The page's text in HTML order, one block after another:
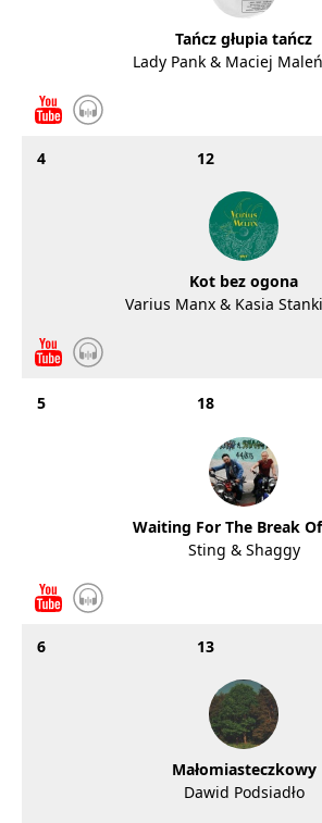
Tańcz głupia tańcz
Lady Pank & Maciej
4 12
Kot bez ogona
Varius Manx & Kasia
5 18
Waiting For The Break
Sting & Shaggy
6 13
Małomiasteczkowy
Dawid Podsiadło